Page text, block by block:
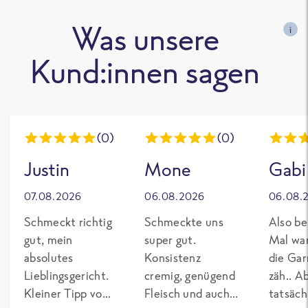
Was unsere
Kund:innen sagen
i
(0)
Justin
07.08.2026
Schmeckt richtig
gut, mein
absolutes
Lieblingsgericht.
Kleiner Tipp von
(0)
Mone
06.08.2026
Schmeckte uns
super gut.
Konsistenz
cremig, genügend
Fleisch und auch
Gabi
Also
Mal
die
zäh..